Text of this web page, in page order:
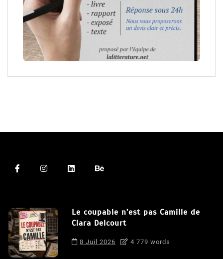
Le coupable n’est pas Camille de
Clara Delcourt
8 Juil 2026 4 779 words